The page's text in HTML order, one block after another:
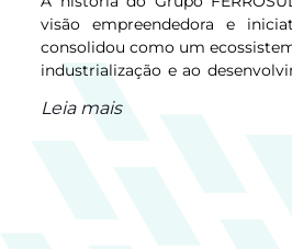
visão empreendedora e
consolidou como um
industrialização e ao
a FERROSUL construiu
Leia mais